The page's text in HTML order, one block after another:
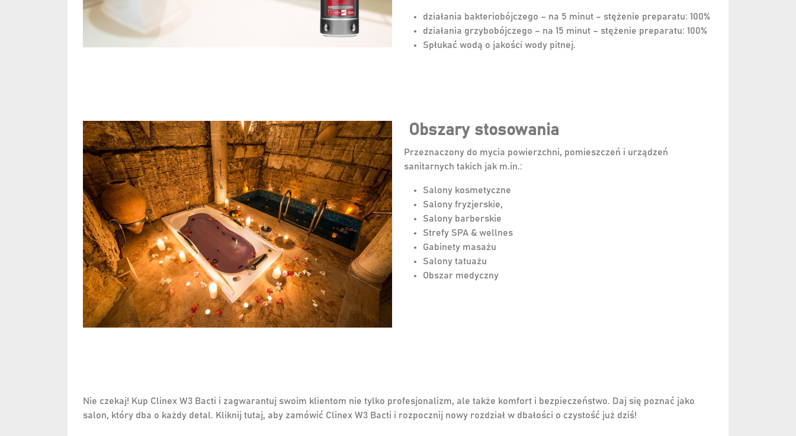
działania bakteriobójczego – na 5 minut – stężenie preparatu: 100%
działania grzybobójczego – na 15 minut – stężenie preparatu: 100%
Spłukać wodą o jakości wody pitnej.
Obszary stosowania
Przeznaczony do mycia powierzchni, pomieszczeń i urządzeń
sanitarnych takich jak m.in.:
Salony kosmetyczne
Salony fryzjerskie,
Salony barberskie
Strefy SPA & wellnes
Gabinety masażu
Salony tatuażu
Obszar medyczny
Nie czekaj! Kup Clinex W3 Bacti i zagwarantuj swoim klientom nie tylko profesjonalizm, ale także komfort i bezpieczeństwo. Daj się poznać jako
salon, który dba o każdy detal. Kliknij tutaj, aby zamówić Clinex W3 Bacti i rozpocznij nowy rozdział w dbałości o czystość już dziś!